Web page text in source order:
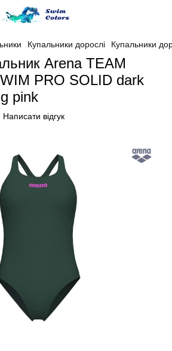
Купальники дорослі Купальники
Arena TEAM
PRO SOLID dark
pink
Написати відгук